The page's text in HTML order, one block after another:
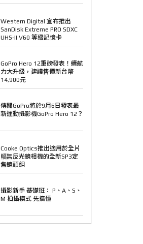
Western Digital 宣布推出
SanDisk Extreme PRO SDXC
UHS-II V60 等級記憶卡
GoPro Hero 12重磅發表！續航
力大升級，建議售價新台幣
14,900元
傳聞GoPro將於9月6日發表最
新運動攝影機GoPro Hero 12？
Cooke Optics推出適用於全片
幅無反光鏡相機的全新SP3定
焦鏡頭組
攝影新手 基礎班： P、A、S、
M 拍攝模式 先搞懂